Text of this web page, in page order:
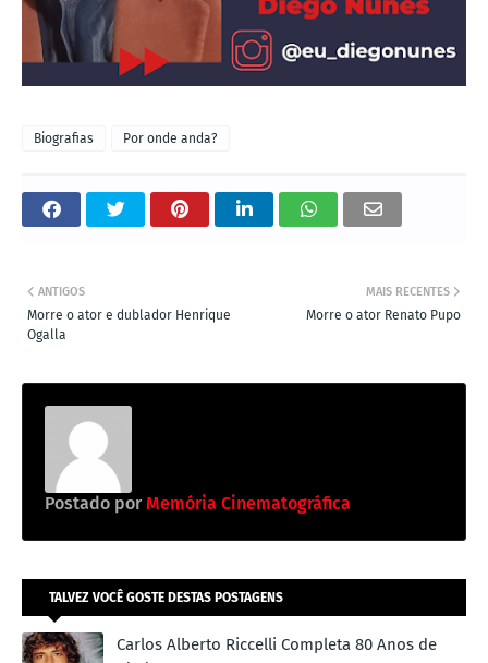
Biografias Por onde anda?
MAIS RECENTES
Morre o ator Renato Pupo
ANTIGOS
Morre o ator e dublador Henrique
Ogalla
Postado por Memória Cinematográfica
TALVEZ VOCÊ GOSTE DESTAS POSTAGENS
Carlos Alberto Riccelli Completa 80 Anos de